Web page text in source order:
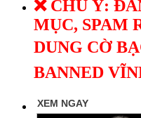
❌ CHÚ Ý:
MỤC, SPAM
DUNG CỜ
BANNED